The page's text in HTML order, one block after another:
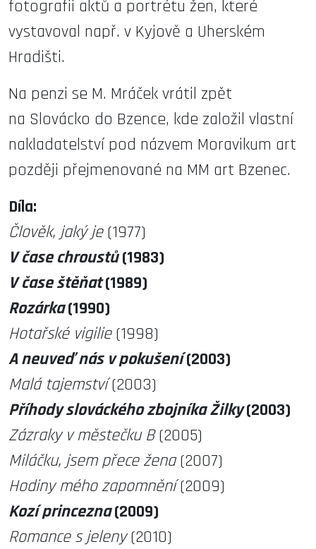
fotografii aktů a portrétu žen, které
vystavoval např. v Kyjově a Uherském
Hradišti.
Na penzi se M. Mráček vrátil zpět
na Slovácko do Bzence, kde založil vlastní
nakladatelství pod názvem Moravikum art
později přejmenované na MM art Bzenec.
Díla:
Člověk, jaký je(1977)
V čase chroustů(1983)
V čase štěňat(1989)
Rozárka(1990)
Hotařské vigilie(1998)
A neuveď nás v pokušení(2003)
Malá tajemství(2003)
Příhody slováckého zbojníka Žilky(2003)
Zázraky v městečku B(2005)
Miláčku, jsem přece žena(2007)
Hodiny mého zapomnění(2009)
Kozí princezna(2009)
Romance s jeleny(2010)